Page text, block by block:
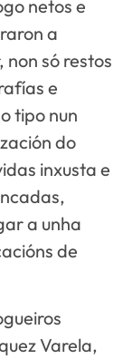
netos e
a
só restos
e
tipo nun
do
inxusta e
a unha
de
Varela,